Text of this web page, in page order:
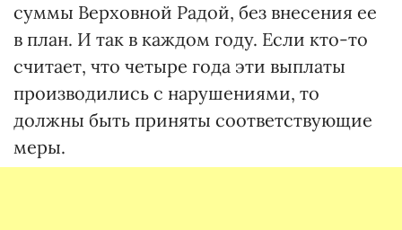
суммы Верховной Радой, без внесения ее
в план. И так в каждом году. Если кто-то
считает, что четыре года эти выплаты
производились с нарушениями, то
должны быть приняты соответствующие
меры.